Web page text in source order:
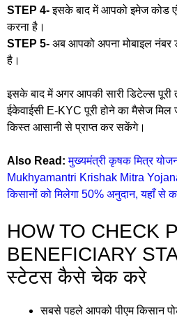
STEP 4-इसके बाद में आपको इमेज कोड
करना है।
STEP 5- अब आपको अपना मोबाइल नंबर
है।
इसके बाद में अगर आपकी सारी डिटेल्स पूरी
ईकेवाईसी E-KYC पूरी होने का मैसेज
किस्त आसानी से प्राप्त कर सकेंगे।
Also Read: मुख्यमंत्री कृषक मित्र
Mukhyamantri Krishak Mitra
किसानों को मिलेगा 50% अनुदान, यहाँ से
HOW TO CHECK
BENEFICIARY
स्टेटस कैसे चेक करे
सबसे पहले आपको पीएम किसान